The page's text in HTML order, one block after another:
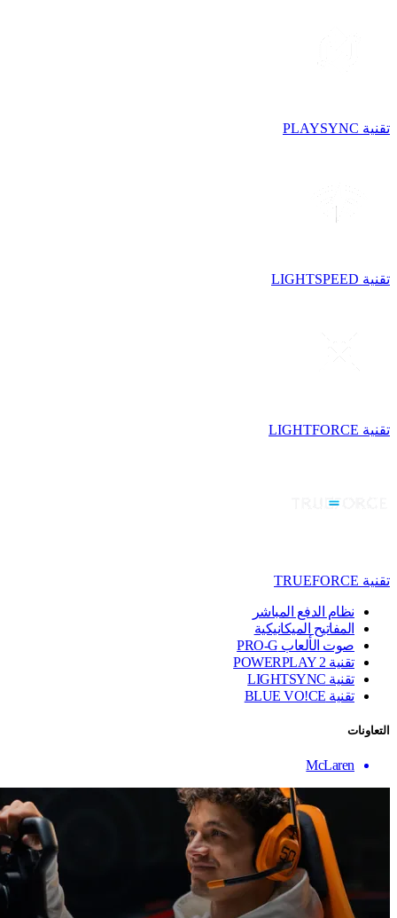
تقنية PLAYSYNC
تقنية LIGHTSPEED
تقنية LIGHTFORCE
تقنية TRUEFORCE
نظام الدفع المباشر
المفاتيح الميكانيكية
صوت الألعاب PRO-G
تقنية ‏POWERPLAY 2
تقنية LIGHTSYNC
تقنية BLUE VO!CE
التعاونات
McLaren